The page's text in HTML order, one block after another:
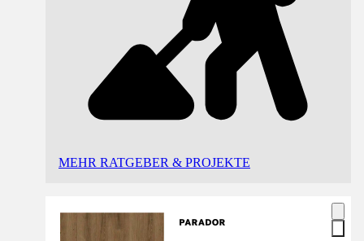
MEHR RATGEBER & PROJEKTE